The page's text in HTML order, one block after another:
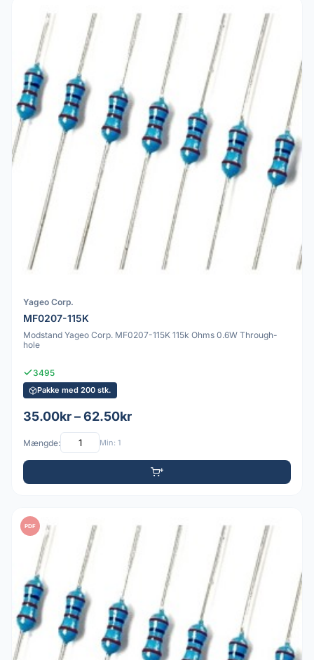
Yageo Corp.
MF0207-115K
Modstand Yageo Corp. MF0207-115K 115k Ohms 0.6W Through-
hole
3495
Pakke med 200 stk.
35.00kr – 62.50kr
Mængde: Min: 1
PDF